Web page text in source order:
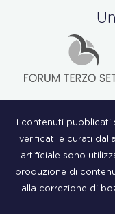
Un
I contenuti pubblicati
verificati e curati
artificiale sono
produzione di
alla correzione di